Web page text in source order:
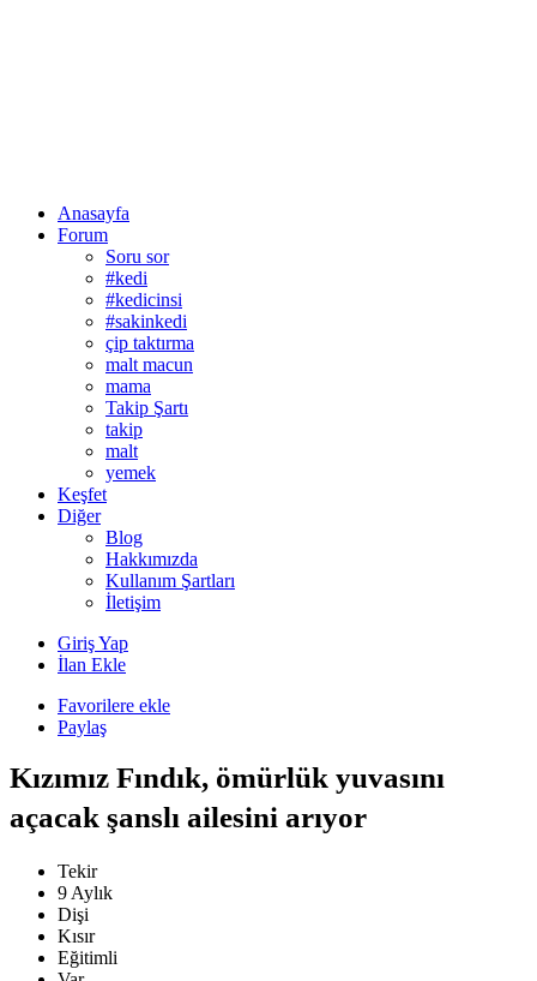
Anasayfa
Forum
Soru sor
#kedi
#kedicinsi
#sakinkedi
çip taktırma
malt macun
mama
Takip Şartı
takip
malt
yemek
Keşfet
Diğer
Blog
Hakkımızda
Kullanım Şartları
İletişim
Giriş Yap
İlan Ekle
Favorilere ekle
Paylaş
Kızımız Fındık, ömürlük yuvasını
açacak şanslı ailesini arıyor
Tekir
9 Aylık
Dişi
Kısır
Eğitimli